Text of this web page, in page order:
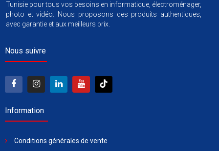
Tunisie pour tous vos besoins en informatique, électroménager,
photo et vidéo. Nous proposons des produits authentiques,
avec garantie et aux meilleurs prix.
Nous suivre
Information
Conditions générales de vente